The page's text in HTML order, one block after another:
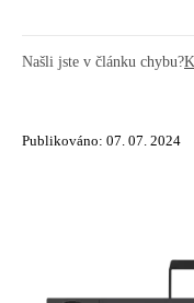
Našli jste v článku chybu?
Publikováno: 07. 07. 2024